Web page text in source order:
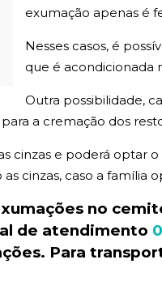
exumação apenas é
Nesses casos, é
que é acondicionada
Outra possibilidade,
a cremação dos
cinzas e poderá
cinzas, caso a família
no
de atendimento
Para